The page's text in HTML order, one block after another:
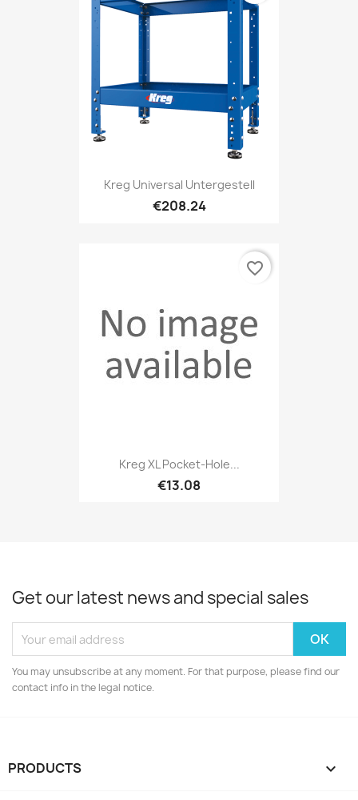
Kreg Universal Untergestell
€208.24
Kreg XL Pocket-Hole...
€13.08
favorite_border
Get our latest news and special sales
You may unsubscribe at any moment. For that purpose, please find our
contact info in the legal notice.
PRODUCTS 